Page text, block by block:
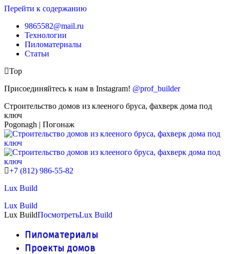
Перейти к содержанию
9865582@mail.ru
Технологии
Пиломатериалы
Статьи
Top
Присоединяйтесь к нам в Instagram! @prof_builder
Строительство домов из клееного бруса, фахверк дома под
ключ
Pogonagh | Погонаж
+7 (812) 986-55-82
Lux Build
Lux Build
Lux BuildПосмотретьLux Build
Пиломатериалы
Проекты домов